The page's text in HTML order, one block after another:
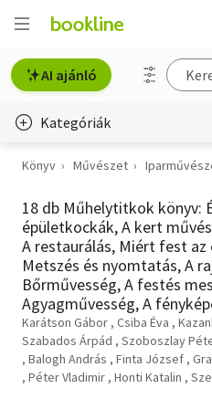
AI ajánló
Kategóriák
Életmód, egészség
Erotika
Gyermek- és ifjúsági
Hobbi, szabadidő
Irodalom
Művészet
Könyv Művészet
18 db Műhelytitkok könyv:
épületkockák, A kert
A restaurálás, Miért fest az
Metszés és nyomtatás, A
Bőrművesség, A festés
Agyagművesség, A
Karátson Gábor Csiba Éva
Szabados Árpád
Szoboszlay
Balogh András
Finta József
Péter Vladimir Honti Katalin